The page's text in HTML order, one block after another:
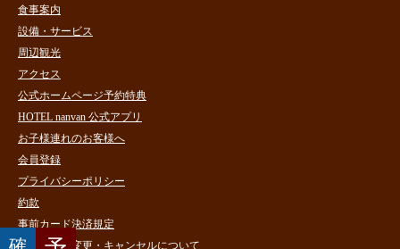
食事案内
設備・サービス
周辺観光
アクセス
公式ホームページ予約特典
HOTEL nanvan 公式アプリ
お子様連れのお客様へ
会員登録
プライバシーポリシー
約款
事前カード決済規定
宿泊予約・変更・キャンセルについて